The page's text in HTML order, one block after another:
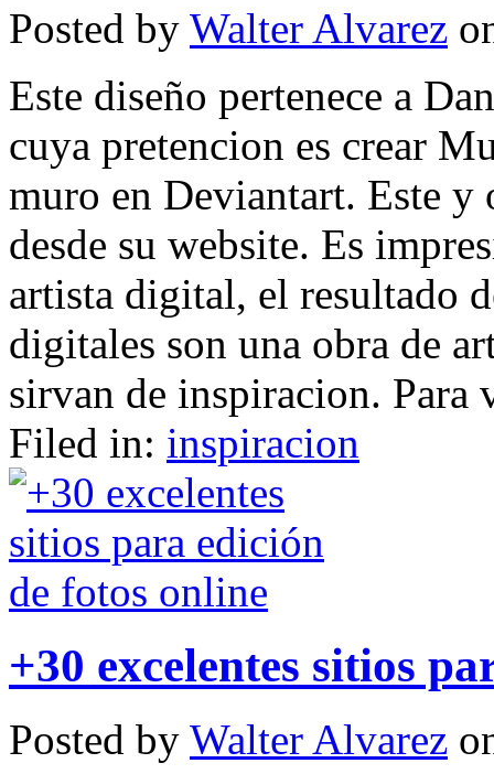
Posted by Walter Alvarez
Este diseño pertenece a
cuya pretencion es crear
muro en Deviantart. Este y
desde su website. Es
artista digital, el resultado
digitales son una obra de
sirvan de inspiracion.
Filed in: inspiracion
+30 excelentes sitios
Posted by Walter Alvarez